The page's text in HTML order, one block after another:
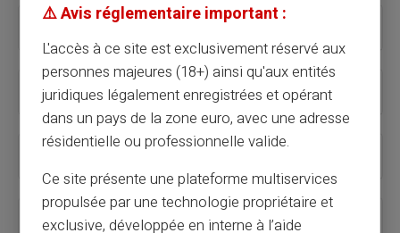
Online payments
Purchases on merchant sites
Recurring payments
Subscriptions and online services
⚠️ Avis réglementaire important :
L'accès à ce site est exclusivement réservé aux
personnes majeures (18+) ainsi qu'aux entités
juridiques légalement enregistrées et opérant
dans un pays de la zone euro, avec une adresse
résidentielle ou professionnelle valide.
Ce site présente une plateforme multiservices
propulsée par une technologie propriétaire et
exclusive, développée en interne à l’aide